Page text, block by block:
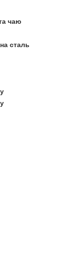
чаю
сталь